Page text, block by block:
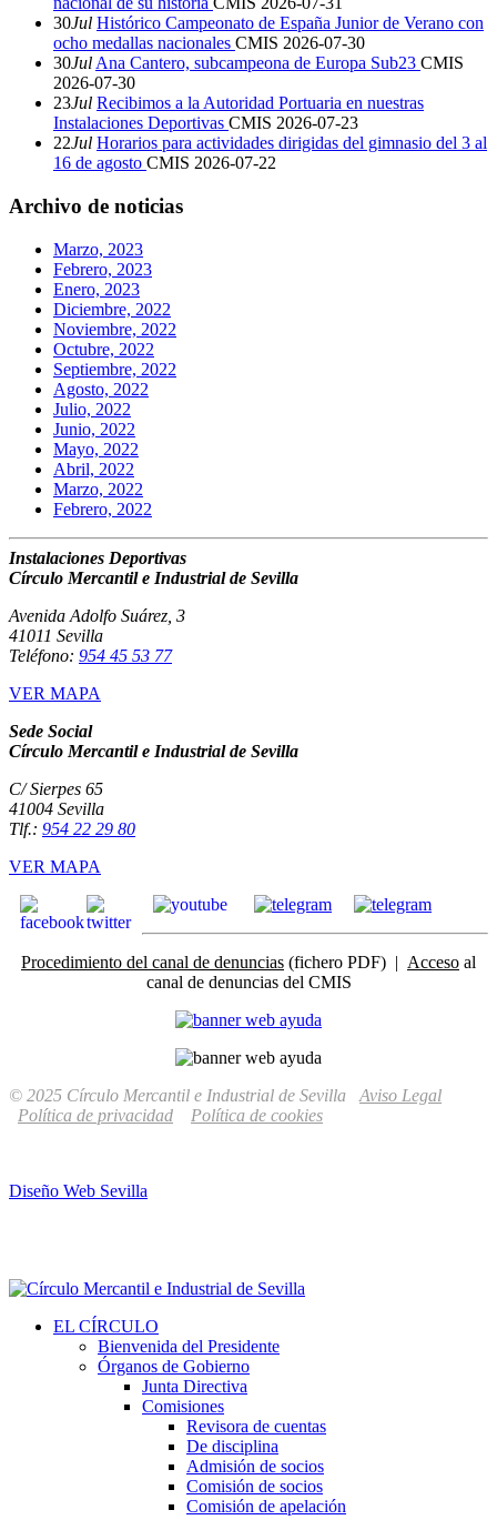
30Jul Histórico Campeonato de España Junior de Verano con
ocho medallas nacionales CMIS 2026-07-30
30Jul Ana Cantero, subcampeona de Europa Sub23 CMIS
2026-07-30
23Jul Recibimos a la Autoridad Portuaria en nuestras
Instalaciones Deportivas CMIS 2026-07-23
22Jul Horarios para actividades dirigidas del gimnasio del 3 al
16 de agosto CMIS 2026-07-22
Archivo de noticias
Marzo, 2023
Febrero, 2023
Enero, 2023
Diciembre, 2022
Noviembre, 2022
Octubre, 2022
Septiembre, 2022
Agosto, 2022
Julio, 2022
Junio, 2022
Mayo, 2022
Abril, 2022
Marzo, 2022
Febrero, 2022
Instalaciones Deportivas
Círculo Mercantil e Industrial de Sevilla
Avenida Adolfo Suárez, 3
41011 Sevilla
Teléfono: 954 45 53 77
VER MAPA
Sede Social
Círculo Mercantil e Industrial de Sevilla
C/ Sierpes 65
41004 Sevilla
Tlf.: 954 22 29 80
VER MAPA
Procedimiento del canal de denuncias (fichero PDF) | Acceso al
canal de denuncias del CMIS
© 2025 Círculo Mercantil e Industrial de Sevilla Aviso Legal
Política de privacidad
Política de cookies
Diseño Web Sevilla
EL CÍRCULO
Bienvenida del Presidente
Órganos de Gobierno
Junta Directiva
Comisiones
Revisora de cuentas
De disciplina
Admisión de socios
Comisión de socios
Comisión de apelación